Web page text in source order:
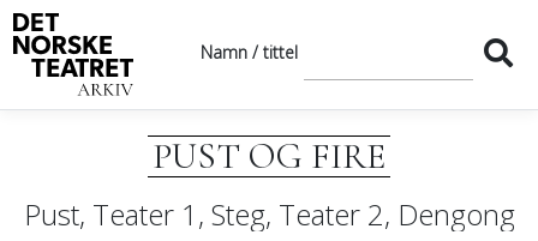
Namn / tittel
PUST OG FIRE
Pust, Teater 1, Steg, Teater 2, Dengong